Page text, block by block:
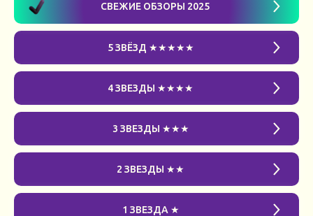
СВЕЖИЕ ОБЗОРЫ 2025
5 ЗВЁЗД ★★★★★
4 ЗВЕЗДЫ ★★★★
3 ЗВЕЗДЫ ★★★
2 ЗВЕЗДЫ ★★
1 ЗВЕЗДА ★